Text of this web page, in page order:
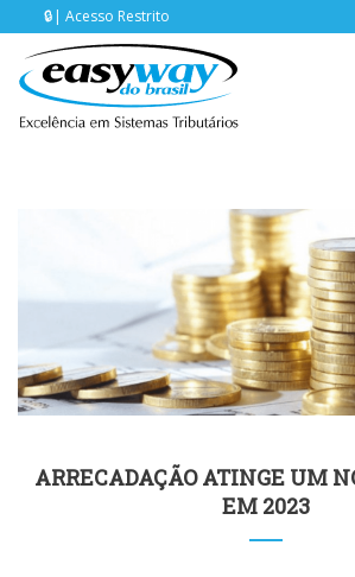
Acesso Restrito
ARRECADAÇÃO ATINGE UM
EM 2023